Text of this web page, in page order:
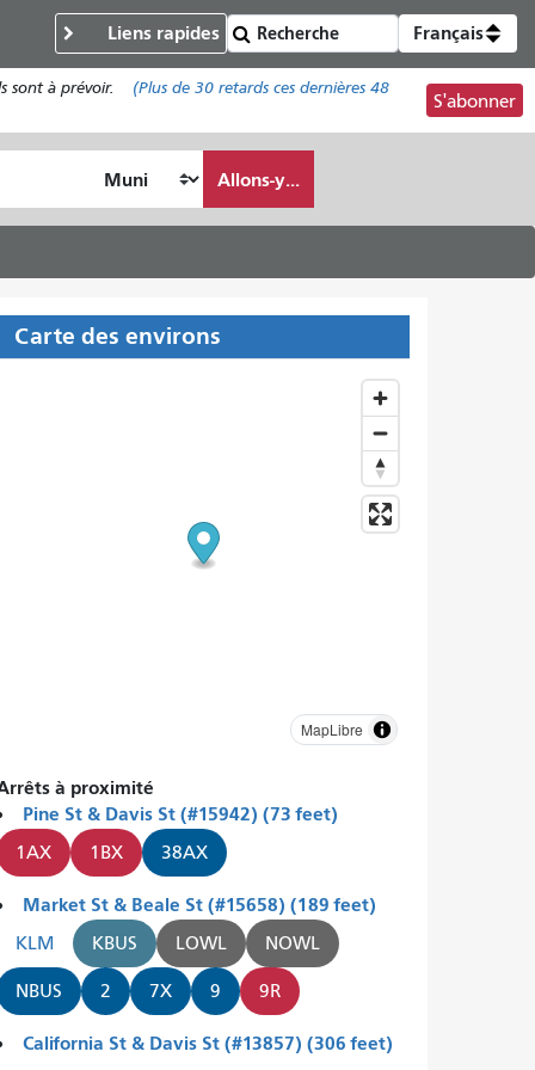
Liens rapides Français
sont à prévoir. (Plus de 30 retards ces dernières 48
S'abonner
Allons-y...
Carte des environs
MapLibre
à proximité
Pine St & Davis St (#15942) (73 feet)
1AX 1BX 38AX
Market St & Beale St (#15658) (189 feet)
KLM KBUS LOWL NOWL
NBUS 2 7X 9 9R
California St & Davis St (#13857) (306 feet)